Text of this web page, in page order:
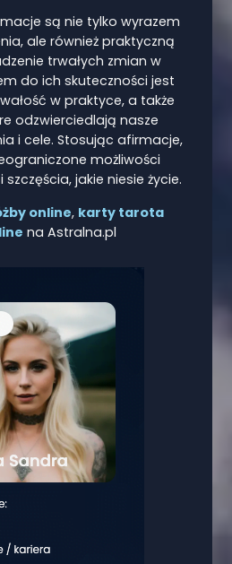
są nie tylko wyrazem
ale również praktyczną
trwałych zmian w
do ich skuteczności jest
w praktyce, a także
odzwierciedlają nasze
i cele. Stosując afirmacje,
możliwości
jakie niesie życie.
online, karty tarota
na Astralna.pl